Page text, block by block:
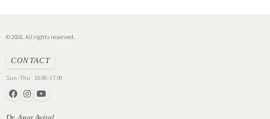
© 2026. All rights reserved.
CONTACT
Sun–Thu · 10:00–17:00